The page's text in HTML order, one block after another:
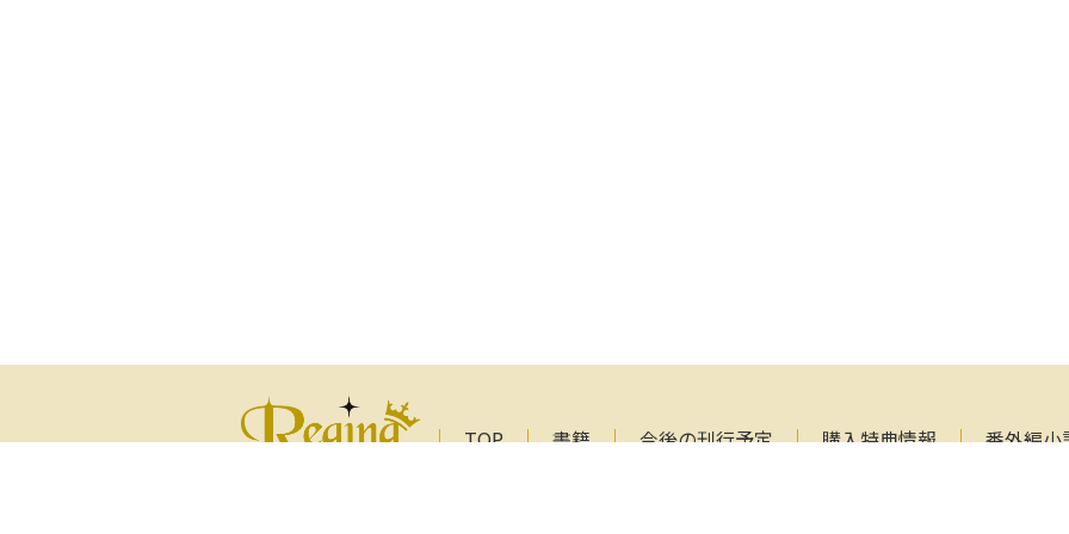
TOP 書籍 今後の刊行予定 購入特典情報 番外編小